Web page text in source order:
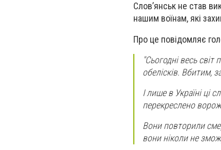
Слов’янськ не став
нашим воїнам, які
Про це повідомляє
"Сьогодні весь
обелісків. Вбитим,
І лише в Україні ці
перекреслено
Вони повторили
вони ніколи не